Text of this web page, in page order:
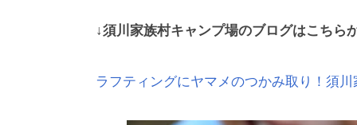
↓須川家族村キャンプ場のブログはこちら
ラフティングにヤマメのつかみ取り！須